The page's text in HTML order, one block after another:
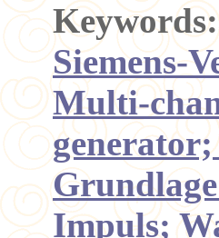
Keywords:
Siemens-
Multi-
Impuls;